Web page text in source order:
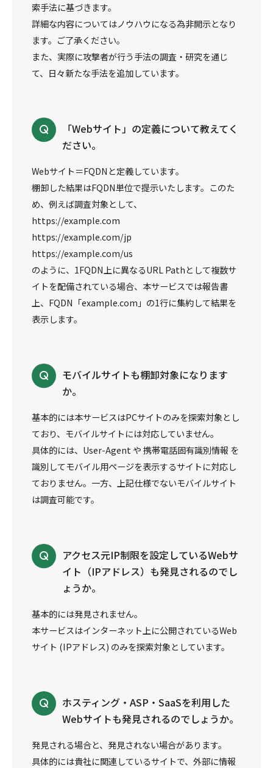
索手法に基づきます。
詳細な内容についてはノウハウになる為非開示となり
ます。ご了承ください。
また、実際に攻撃者が行う手法の調査・研究を通じ
て、日々新たな手法を追加しています。
「Webサイト」の定義について教えてく
ださい。
Webサイト＝FQDNと定義しています。
棚卸した結果はFQDN単位で提示いたします。このた
め、例えば調査対象として、
https://example.com
https://example.com/jp
https://example.com/us
のように、1FQDN上に異なるURL Pathとして複数サ
イトを配備されている場合、本サービスでは報告書
上、FQDN「example.com」の1行に集約して結果を
表示します。
モバイルサイトも棚卸対象になります
か。
基本的には本サービスはPCサイトのみを探索対象とし
ており、モバイルサイトには対応していません。
具体的には、User-Agent や 携帯電話固有識別情報 を
識別してモバイル用ページを表示するサイトに対応し
ておりません。一方、上記仕様でないモバイルサイト
は調査可能です。
アクセス元IP制限を設定しているWebサ
イト（IPアドレス）も発見されるのでし
ょうか。
基本的には発見されません。
本サービスはインターネット上に公開されているWeb
サイト (IPアドレス) のみを探索対象としています。
ホスティング・ASP・SaaSを利用した
Webサイトも発見されるのでしょうか。
発見される場合と、発見されない場合があります。
具体的には貴社に関連しているサイトで、外部に情報